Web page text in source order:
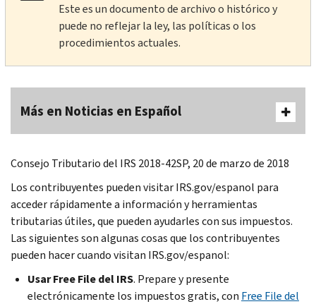
Este es un documento de archivo o histórico y
puede no reflejar la ley, las políticas o los
procedimientos actuales.
Más en Noticias en Español
Consejo Tributario del IRS 2018-42SP, 20 de marzo de 2018
Los contribuyentes pueden visitar IRS.gov/espanol para
acceder rápidamente a información y herramientas
tributarias útiles, que pueden ayudarles con sus impuestos.
Las siguientes son algunas cosas que los contribuyentes
pueden hacer cuando visitan IRS.gov/espanol:
Usar Free File del IRS. Prepare y presente
electrónicamente los impuestos gratis, con Free File del